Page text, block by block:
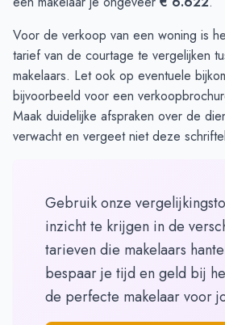
Voor de verkoop van een woning is
tarief van de courtage te vergelijken
makelaars. Let ook op eventuele
bijvoorbeeld voor een
Maak duidelijke afspraken over de
verwacht en vergeet niet deze
Gebruik onze
inzicht te krijgen in de
tarieven die makelaars
bespaar je tijd en geld bij
de perfecte makelaar voor